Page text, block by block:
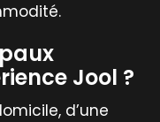
Jool ?
d’une